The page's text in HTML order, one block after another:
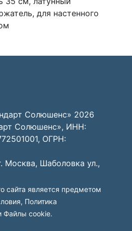
для настенного
Солюшенс» 2026
Солюшенс», ИНН:
ОГРН:
Москва, Шаболовка ул.,
сайта является предметом
, Политика
Файлы cookie.